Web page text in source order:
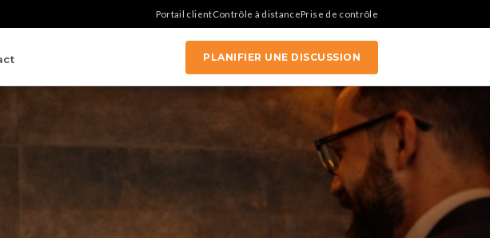
Portail clientContrôle à distancePrise de contrôle
PLANIFIER UNE DISCUSSION